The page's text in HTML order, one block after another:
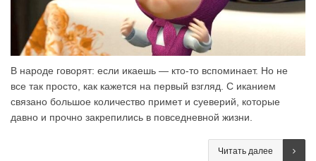
В народе говорят: если икаешь — кто-то вспоминает. Но не
все так просто, как кажется на первый взгляд. С иканием
связано большое количество примет и суеверий, которые
давно и прочно закрепились в повседневной жизни.
Читать далее